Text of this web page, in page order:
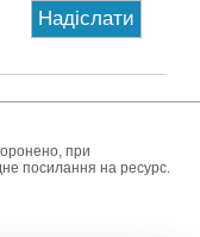
при
посилання на ресурс.